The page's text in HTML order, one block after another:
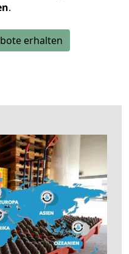
.
erhalten